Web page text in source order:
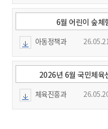
6월 어린이 숲체
아동정책과 26.05.21
2026년 6월 국민체육
체육진흥과